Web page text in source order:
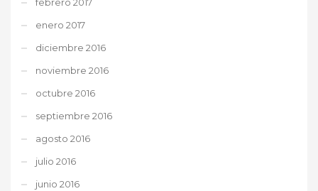
enero 2017
diciembre 2016
noviembre 2016
octubre 2016
septiembre 2016
agosto 2016
julio 2016
junio 2016